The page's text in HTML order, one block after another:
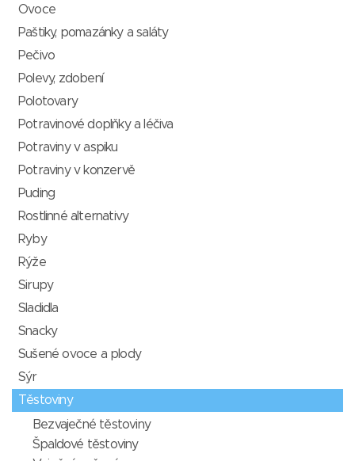
Ovoce
Paštiky, pomazánky a saláty
Pečivo
Polevy, zdobení
Polotovary
Potravinové doplňky a léčiva
Potraviny v aspiku
Potraviny v konzervě
Puding
Rostlinné alternativy
Ryby
Rýže
Sirupy
Sladidla
Snacky
Sušené ovoce a plody
Sýr
Těstoviny
Bezvaječné těstoviny
Špaldové těstoviny